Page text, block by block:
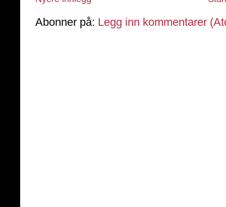
Abonner på: Legg inn kommentarer